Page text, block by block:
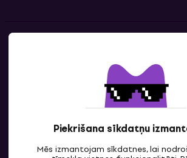
Piekrišana sīkdatņu
Mēs izmantojam sīkdatnes, lai
Sazinies ar mums